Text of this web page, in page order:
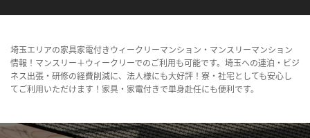
埼玉エリアの家具家電付きウィークリーマンション・マンスリーマンション
情報！マンスリー＋ウィークリーでのご利用も可能です。埼玉への連泊・ビジ
ネス出張・研修の経費削減に、法人様にも大好評！寮・社宅としても安心し
てご利用いただけます！家具・家電付きで単身赴任にも便利です。